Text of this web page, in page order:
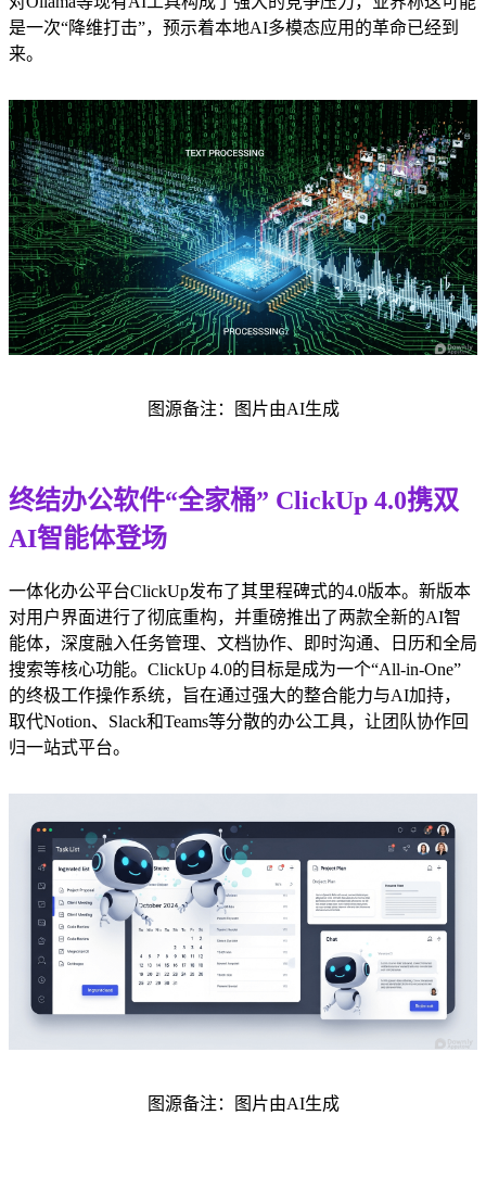
是一次“降维打击”，预示着本地AI多模态应用的革命已经到
来。
图源备注：图片由AI生成
终结办公软件“全家桶” ClickUp 4.0携双
AI智能体登场
一体化办公平台ClickUp发布了其里程碑式的4.0版本。新版本
对用户界面进行了彻底重构，并重磅推出了两款全新的AI智
能体，深度融入任务管理、文档协作、即时沟通、日历和全局
搜索等核心功能。ClickUp 4.0的目标是成为一个“All-in-One”
的终极工作操作系统，旨在通过强大的整合能力与AI加持，
取代Notion、Slack和Teams等分散的办公工具，让团队协作回
归一站式平台。
图源备注：图片由AI生成